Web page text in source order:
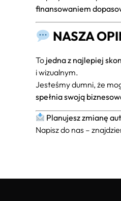
finansowaniem
NASZA
To jedna z najlepiej
i wizualnym.
Jesteśmy dumni, że
spełnia swoją
Planujesz zmianę
Napisz do nas –